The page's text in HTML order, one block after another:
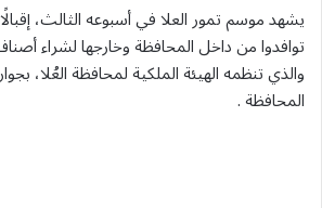
يشهد موسم تمور العلا في أسبوعه الثالث،
توافدوا من داخل المحافظة وخارجها لشراء
والذي تنظمه الهيئة الملكية لمحافظة العُلا،
المحافظة .